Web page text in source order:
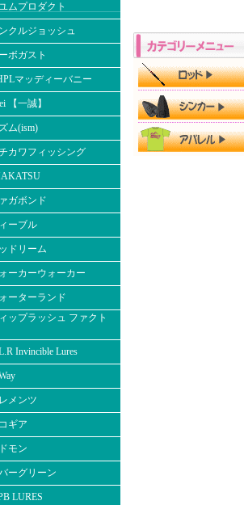
ムプロダクト
クルジョッシュ
ボガスト
マッディーバニー
【一誠】
ム(ism)
カワフィッシング
ガボンド
ーブル
ドリーム
ーカーウォーカー
ーターランド
ップラッシュ ファクト
Invincible Lures
メンツ
ギア
モン
ーグリーン
LURES